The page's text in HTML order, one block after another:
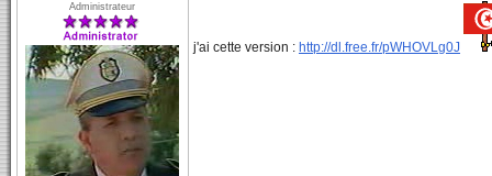
Administrateur
j'ai cette version : http://dl.free.fr/pWHOVLg0J